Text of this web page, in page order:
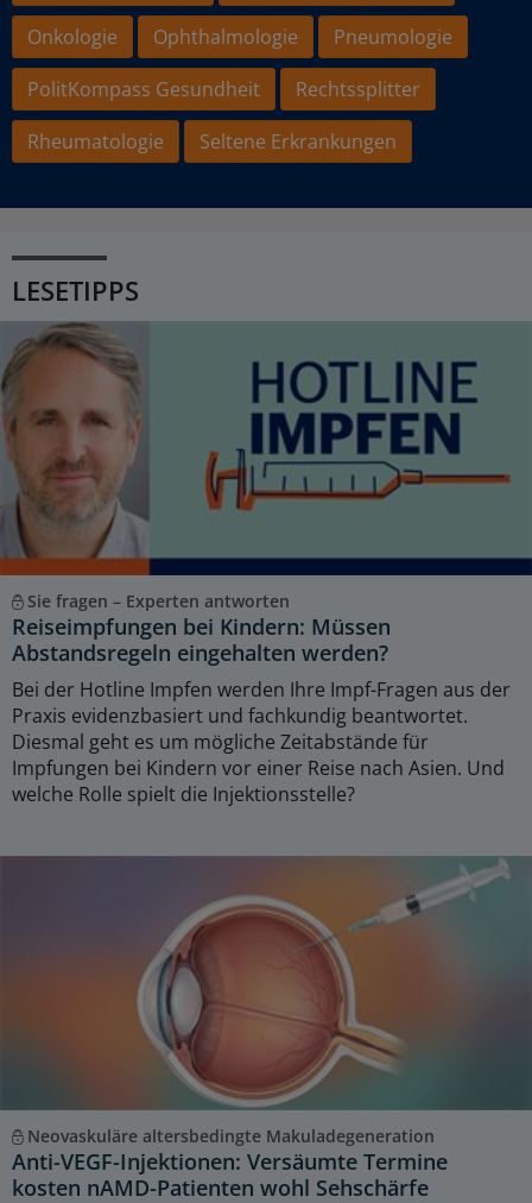
Onkologie
Ophthalmologie
Pneumologie
PolitKompass Gesundheit
Rechtssplitter
Rheumatologie
Seltene Erkrankungen
LESETIPPS
Sie fragen – Experten antworten
Reiseimpfungen bei Kindern: Müssen
Abstandsregeln eingehalten werden?
Bei der Hotline Impfen werden Ihre Impf-Fragen aus der
Praxis evidenzbasiert und fachkundig beantwortet.
Diesmal geht es um mögliche Zeitabstände für
Impfungen bei Kindern vor einer Reise nach Asien. Und
welche Rolle spielt die Injektionsstelle?
Neovaskuläre altersbedingte Makuladegeneration
Anti-VEGF-Injektionen: Versäumte Termine
kosten nAMD-Patienten wohl Sehschärfe